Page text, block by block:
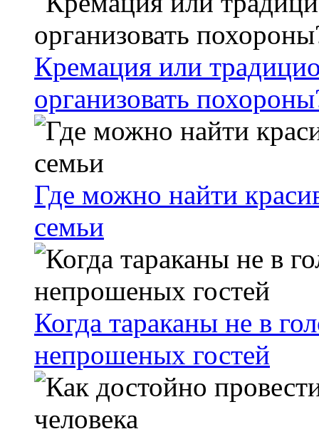
Кремация или
организовать
Где можно найти
семьи
Когда тараканы не в
непрошеных гостей